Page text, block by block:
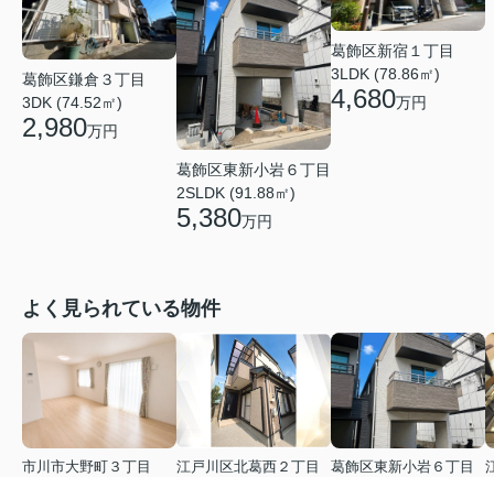
葛飾区鎌倉３丁目
3DK (74.52㎡)
2,980万円
葛飾区東新小岩６丁目
2SLDK (91.88㎡)
5,380万円
葛飾区新宿１丁目
3LDK (78.86㎡)
4,680万円
よく見られている物件
市川市大野町３丁目
江戸川区北葛西２丁目
葛飾区東新小岩６丁目